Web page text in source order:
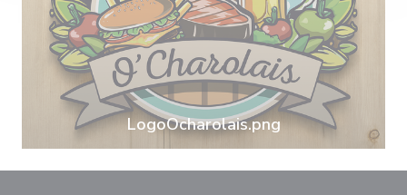
LogoOcharolais.png